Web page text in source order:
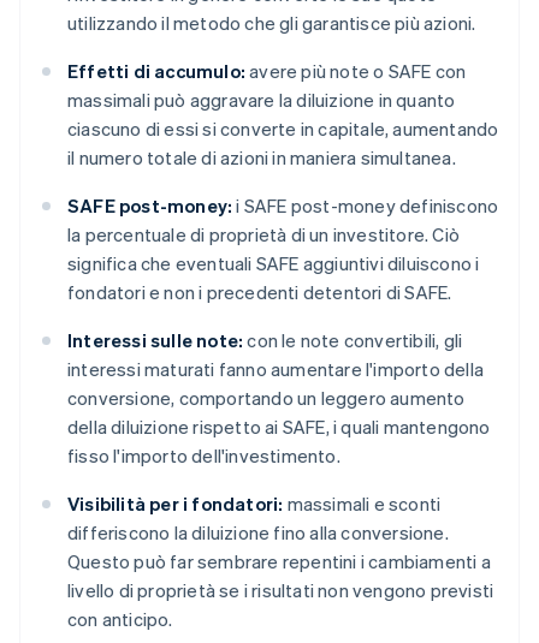
utilizzando il metodo che gli garantisce più azioni.
Effetti di accumulo: avere più note o SAFE con
massimali può aggravare la diluizione in quanto
ciascuno di essi si converte in capitale, aumentando
il numero totale di azioni in maniera simultanea.
SAFE post-money: i SAFE post-money definiscono
la percentuale di proprietà di un investitore. Ciò
significa che eventuali SAFE aggiuntivi diluiscono i
fondatori e non i precedenti detentori di SAFE.
Interessi sulle note: con le note convertibili, gli
interessi maturati fanno aumentare l'importo della
conversione, comportando un leggero aumento
della diluizione rispetto ai SAFE, i quali mantengono
fisso l'importo dell'investimento.
Visibilità per i fondatori: massimali e sconti
differiscono la diluizione fino alla conversione.
Questo può far sembrare repentini i cambiamenti a
livello di proprietà se i risultati non vengono previsti
con anticipo.